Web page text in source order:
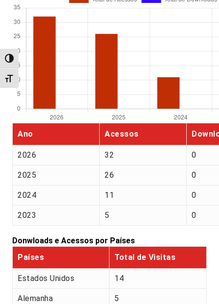
Alternar alto contraste
Alternar tamanho da fonte
Ano Acessos
2026 32 0
2025 26 0
2024 11 0
2023 5 0
Donwloads e Acessos por Países
Países
Total de Visitas
Estados Unidos 14
Alemanha 5